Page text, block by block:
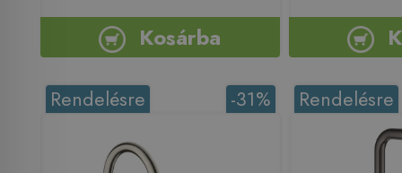
Kosárba
-31%
Rendelésre Rendelésre